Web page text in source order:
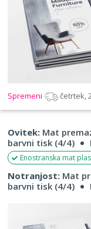
Spremeni četrtek,
Ovitek: Mat
barvni tisk (4/4)
Enostranska mat
Notranjost: Mat
barvni tisk (4/4)